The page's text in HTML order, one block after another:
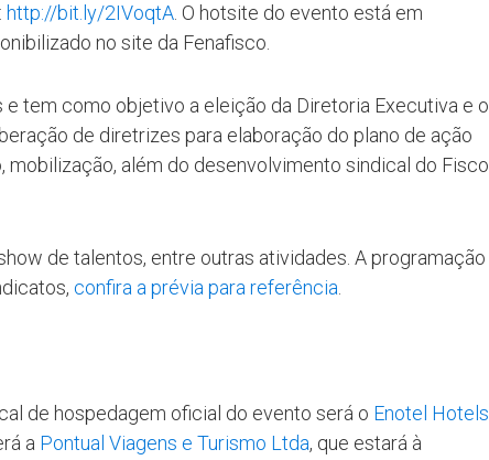
http://bit.ly/2IVoqtA . O hotsite do evento está em
no site da Fenafisco.
tem como objetivo a eleição da Diretoria Executiva e o
de diretrizes para elaboração do plano de ação
além do desenvolvimento sindical do Fisco
de talentos, entre outras atividades. A programação
confira a prévia para referência
de hospedagem oficial do evento será o Enotel Hotels
a Pontual Viagens e Turismo Ltda, que estará à